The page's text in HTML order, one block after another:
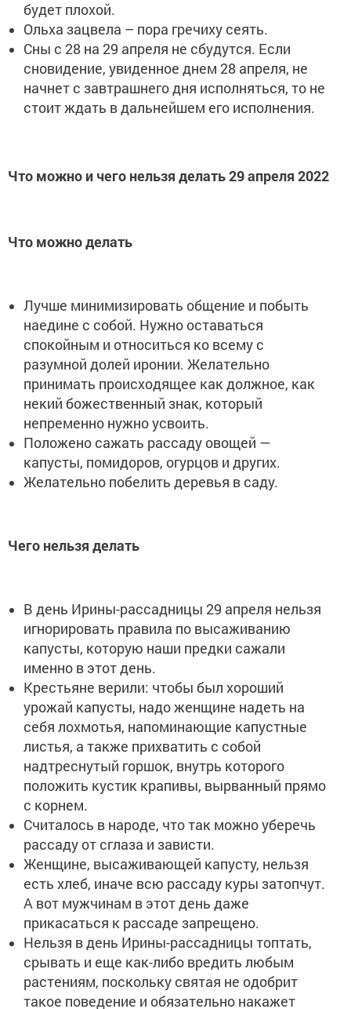
будет плохой.
Ольха зацвела – пора гречиху сеять.
Сны с 28 на 29 апреля не сбудутся. Если
сновидение, увиденное днем 28 апреля, не
начнет с завтрашнего дня исполняться, то не
стоит ждать в дальнейшем его исполнения.
Что можно и чего нельзя делать 29 апреля 2022
Что можно делать
Лучше минимизировать общение и побыть
наедине с собой. Нужно оставаться
спокойным и относиться ко всему с
разумной долей иронии. Желательно
принимать происходящее как должное, как
некий божественный знак, который
непременно нужно усвоить.
Положено сажать рассаду овощей —
капусты, помидоров, огурцов и других.
Желательно побелить деревья в саду.
Чего нельзя делать
В день Ирины-рассадницы 29 апреля нельзя
игнорировать правила по высаживанию
капусты, которую наши предки сажали
именно в этот день.
Крестьяне верили: чтобы был хороший
урожай капусты, надо женщине надеть на
себя лохмотья, напоминающие капустные
листья, а также прихватить с собой
надтреснутый горшок, внутрь которого
положить кустик крапивы, вырванный прямо
с корнем.
Считалось в народе, что так можно уберечь
рассаду от сглаза и зависти.
Женщине, высаживающей капусту, нельзя
есть хлеб, иначе всю рассаду куры затопчут.
А вот мужчинам в этот день даже
прикасаться к рассаде запрещено.
Нельзя в день Ирины-рассадницы топтать,
срывать и еще как-либо вредить любым
растениям, поскольку святая не одобрит
такое поведение и обязательно накажет